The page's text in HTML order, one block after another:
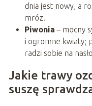
dnia jest nowy, a
mróz.
Piwonia– mocny
i ogromne kwiaty;
radzi sobie na
Jakie trawy
suszę